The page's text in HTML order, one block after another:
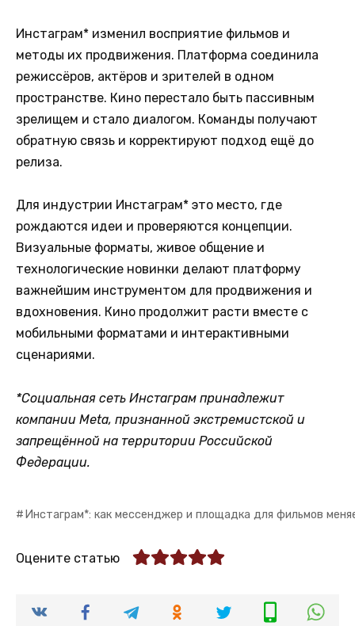
Инстаграм* изменил восприятие фильмов и
методы их продвижения. Платформа соединила
режиссёров, актёров и зрителей в одном
пространстве. Кино перестало быть пассивным
зрелищем и стало диалогом. Команды получают
обратную связь и корректируют подход ещё до
релиза.
Для индустрии Инстаграм* это место, где
рождаются идеи и проверяются концепции.
Визуальные форматы, живое общение и
технологические новинки делают платформу
важнейшим инструментом для продвижения и
вдохновения. Кино продолжит расти вместе с
мобильными форматами и интерактивными
сценариями.
*Социальная сеть Инстаграм принадлежит
компании Meta, признанной экстремистской и
запрещённой на территории Российской
Федерации.
Инстаграм*: как мессенджер и площадка для фильмов
Оцените статью